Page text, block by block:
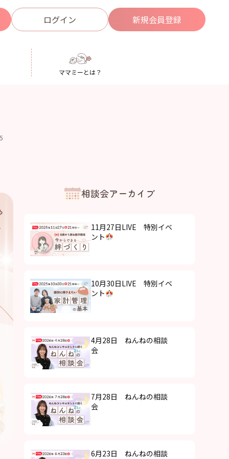
ログイン 新規会員登録
ママミーとは？
相談会アーカイブ
11月27日LIVE 特別イベ
ント
10月30日LIVE 特別イベ
ント
4月28日 ねんねの相談
会
7月28日 ねんねの相談
会
6月23日 ねんねの相談